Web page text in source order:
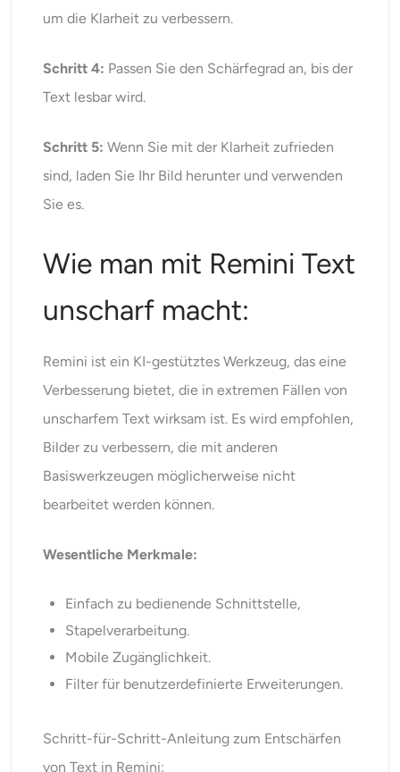
um die Klarheit zu verbessern.
Schritt 4: Passen Sie den Schärfegrad an, bis der
Text lesbar wird.
Schritt 5: Wenn Sie mit der Klarheit zufrieden
sind, laden Sie Ihr Bild herunter und verwenden
Sie es.
Wie man mit Remini Text
unscharf macht:
Remini ist ein KI-gestütztes Werkzeug, das eine
Verbesserung bietet, die in extremen Fällen von
unscharfem Text wirksam ist. Es wird empfohlen,
Bilder zu verbessern, die mit anderen
Basiswerkzeugen möglicherweise nicht
bearbeitet werden können.
Wesentliche Merkmale:
Einfach zu bedienende Schnittstelle,
Stapelverarbeitung.
Mobile Zugänglichkeit.
Filter für benutzerdefinierte Erweiterungen.
Schritt-für-Schritt-Anleitung zum Entschärfen
von Text in Remini: